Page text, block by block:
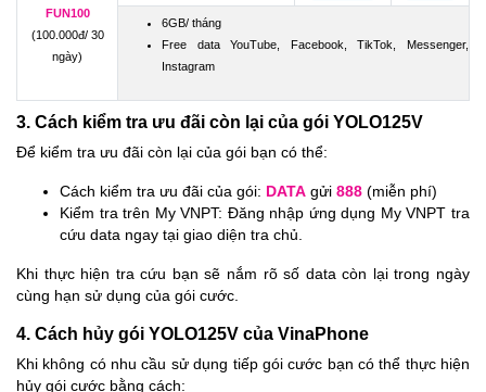
FUN100
(100.000đ/ 30
ngày)
6GB/ tháng
Free data YouTube, Facebook, TikTok, Messenger,
Instagram
3. Cách kiểm tra ưu đãi còn lại của gói YOLO125V
Để kiểm tra ưu đãi còn lại của gói bạn có thể:
Cách kiểm tra ưu đãi của gói: DATA gửi 888 (miễn phí)
Kiểm tra trên My VNPT: Đăng nhập ứng dụng My VNPT tra
cứu data ngay tại giao diện tra chủ.
Khi thực hiện tra cứu bạn sẽ nắm rõ số data còn lại trong ngày
cùng hạn sử dụng của gói cước.
4. Cách hủy gói YOLO125V của VinaPhone
Khi không có nhu cầu sử dụng tiếp gói cước bạn có thể thực hiện
hủy gói cước bằng cách: